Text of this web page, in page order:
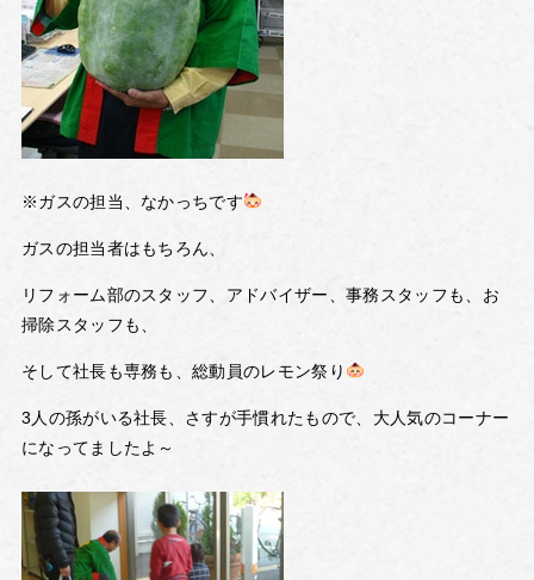
※ガスの担当、なかっちです
ガスの担当者はもちろん、
リフォーム部のスタッフ、アドバイザー、事務スタッフも、お
掃除スタッフも、
そして社長も専務も、総動員のレモン祭り
3人の孫がいる社長、さすが手慣れたもので、大人気のコーナー
になってましたよ～